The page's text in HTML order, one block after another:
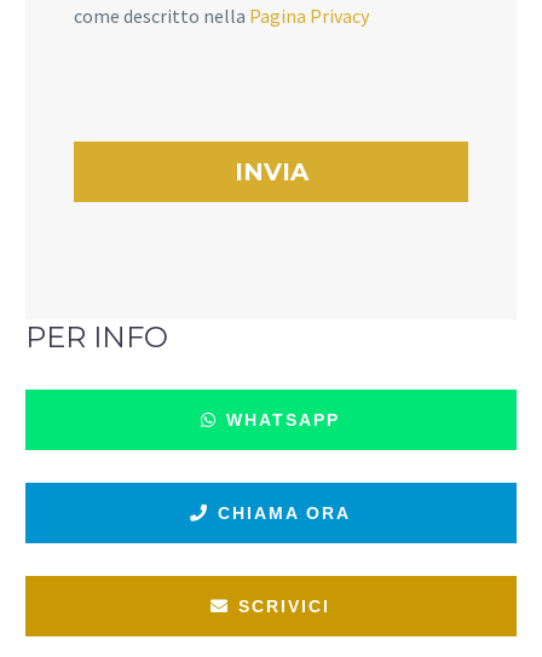
come descritto nella Pagina Privacy
PER INFO
WHATSAPP
CHIAMA ORA
SCRIVICI